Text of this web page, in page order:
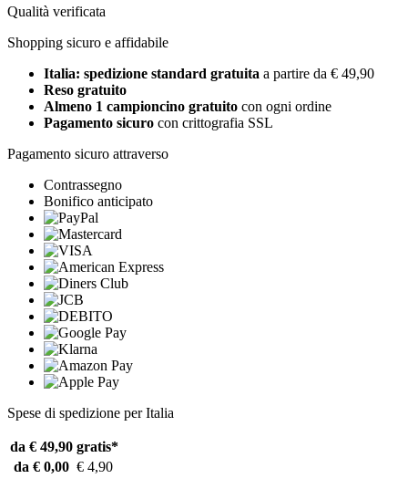
Qualità verificata
Shopping sicuro e affidabile
Italia: spedizione standard gratuita a partire da € 49,90
Reso gratuito
Almeno 1 campioncino gratuito con ogni ordine
Pagamento sicuro con crittografia SSL
Pagamento sicuro attraverso
Contrassegno
Bonifico anticipato
Spese di spedizione per Italia
da € 49,90 gratis*
da € 0,00 € 4,90